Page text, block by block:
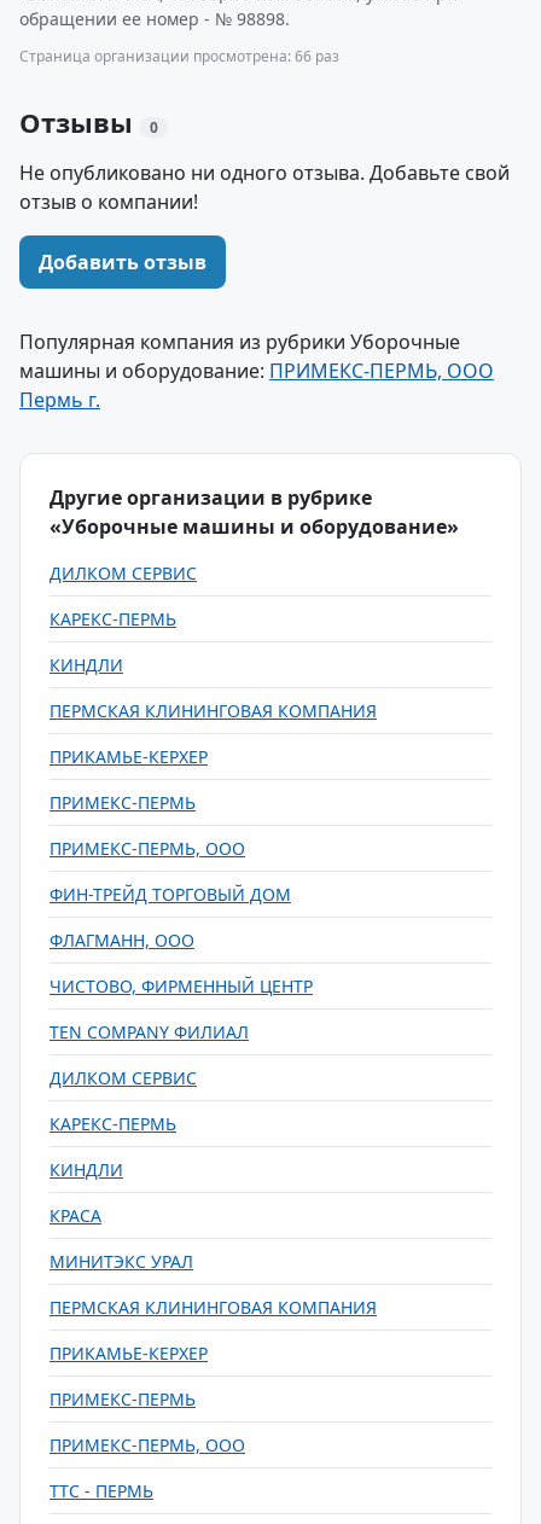
обращении ее номер - № 98898.
Страница организации просмотрена: 66 раз
Отзывы 0
Не опубликовано ни одного отзыва. Добавьте свой
отзыв о компании!
Добавить отзыв
Популярная компания из рубрики Уборочные
машины и оборудование: ПРИМЕКС-ПЕРМЬ, ООО
Пермь г.
Другие организации в рубрике
«Уборочные машины и оборудование»
ДИЛКОМ СЕРВИС
КАРЕКС-ПЕРМЬ
КИНДЛИ
ПЕРМСКАЯ КЛИНИНГОВАЯ КОМПАНИЯ
ПРИКАМЬЕ-КЕРХЕР
ПРИМЕКС-ПЕРМЬ
ПРИМЕКС-ПЕРМЬ, ООО
ФИН-ТРЕЙД ТОРГОВЫЙ ДОМ
ФЛАГМАНН, ООО
ЧИСТОВО, ФИРМЕННЫЙ ЦЕНТР
TEN COMPANY ФИЛИАЛ
ДИЛКОМ СЕРВИС
КАРЕКС-ПЕРМЬ
КИНДЛИ
КРАСА
МИНИТЭКС УРАЛ
ПЕРМСКАЯ КЛИНИНГОВАЯ КОМПАНИЯ
ПРИКАМЬЕ-КЕРХЕР
ПРИМЕКС-ПЕРМЬ
ПРИМЕКС-ПЕРМЬ, ООО
ТТС - ПЕРМЬ